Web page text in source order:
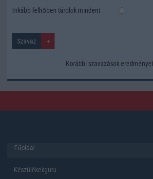
Inkább felhőben tárolok mindent
Korábbi szavazások eredményei
Főoldal
Készülékekguru